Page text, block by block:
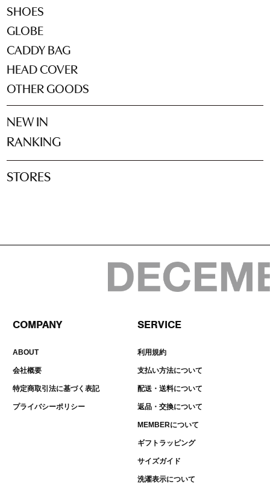
SHOES
GLOBE
CADDY BAG
HEAD COVER
OTHER GOODS
NEW IN
RANKING
STORES
COMPANY
ABOUT
会社概要
特定商取引法に基づく表記
プライバシーポリシー
SERVICE
利用規約
支払い方法について
配送・送料について
返品・交換について
MEMBERについて
ギフトラッピング
サイズガイド
洗濯表示について